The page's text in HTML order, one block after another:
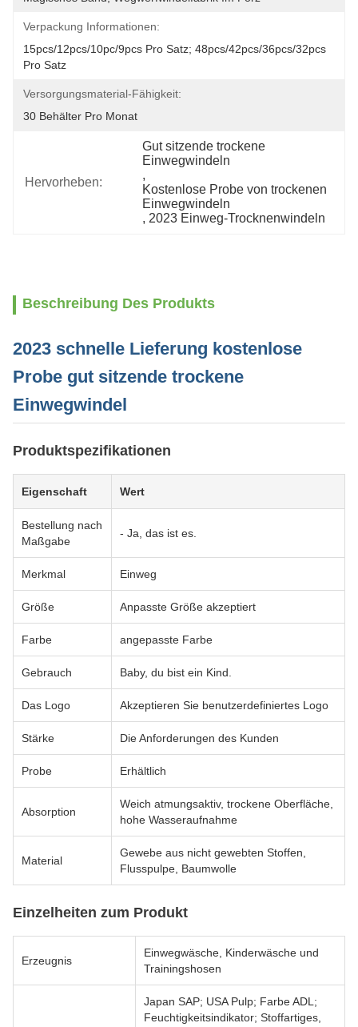
Verpackung Informationen:
15pcs/12pcs/10pc/9pcs Pro Satz; 48pcs/42pcs/36pcs/32pcs
Pro Satz
Versorgungsmaterial-Fähigkeit:
30 Behälter Pro Monat
Hervorheben:
Gut sitzende trockene
Einwegwindeln
,
Kostenlose Probe von trockenen
Einwegwindeln
, 2023 Einweg-Trocknenwindeln
Beschreibung Des Produkts
2023 schnelle Lieferung kostenlose
Probe gut sitzende trockene
Einwegwindel
Produktspezifikationen
Eigenschaft Wert
Bestellung nach
Maßgabe
- Ja, das ist es.
Merkmal Einweg
Größe Anpasste Größe akzeptiert
Farbe angepasste Farbe
Gebrauch Baby, du bist ein Kind.
Das Logo Akzeptieren Sie benutzerdefiniertes Logo
Stärke Die Anforderungen des Kunden
Probe Erhältlich
Absorption
Weich atmungsaktiv, trockene Oberfläche,
hohe Wasseraufnahme
Material
Gewebe aus nicht gewebten Stoffen,
Flusspulpe, Baumwolle
Einzelheiten zum Produkt
Erzeugnis
Einwegwäsche, Kinderwäsche und
Trainingshosen
Japan SAP; USA Pulp; Farbe ADL;
Feuchtigkeitsindikator; Stoffartiges,